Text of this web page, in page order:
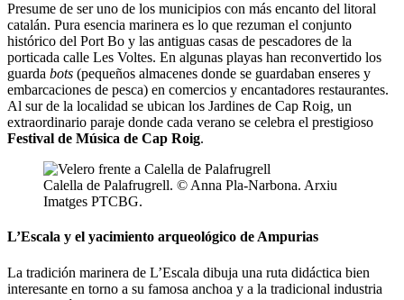
Presume de ser uno de los municipios con más encanto del litoral
catalán. Pura esencia marinera es lo que rezuman el conjunto
histórico del Port Bo y las antiguas casas de pescadores de la
porticada calle Les Voltes. En algunas playas han reconvertido los
guarda bots (pequeños almacenes donde se guardaban enseres y
embarcaciones de pesca) en comercios y encantadores restaurantes.
Al sur de la localidad se ubican los Jardines de Cap Roig, un
extraordinario paraje donde cada verano se celebra el prestigioso
Festival de Música de Cap Roig.
Calella de Palafrugrell. © Anna Pla-Narbona. Arxiu
Imatges PTCBG.
L’Escala y el yacimiento arqueológico de Ampurias
La tradición marinera de L’Escala dibuja una ruta didáctica bien
interesante en torno a su famosa anchoa y a la tradicional industria